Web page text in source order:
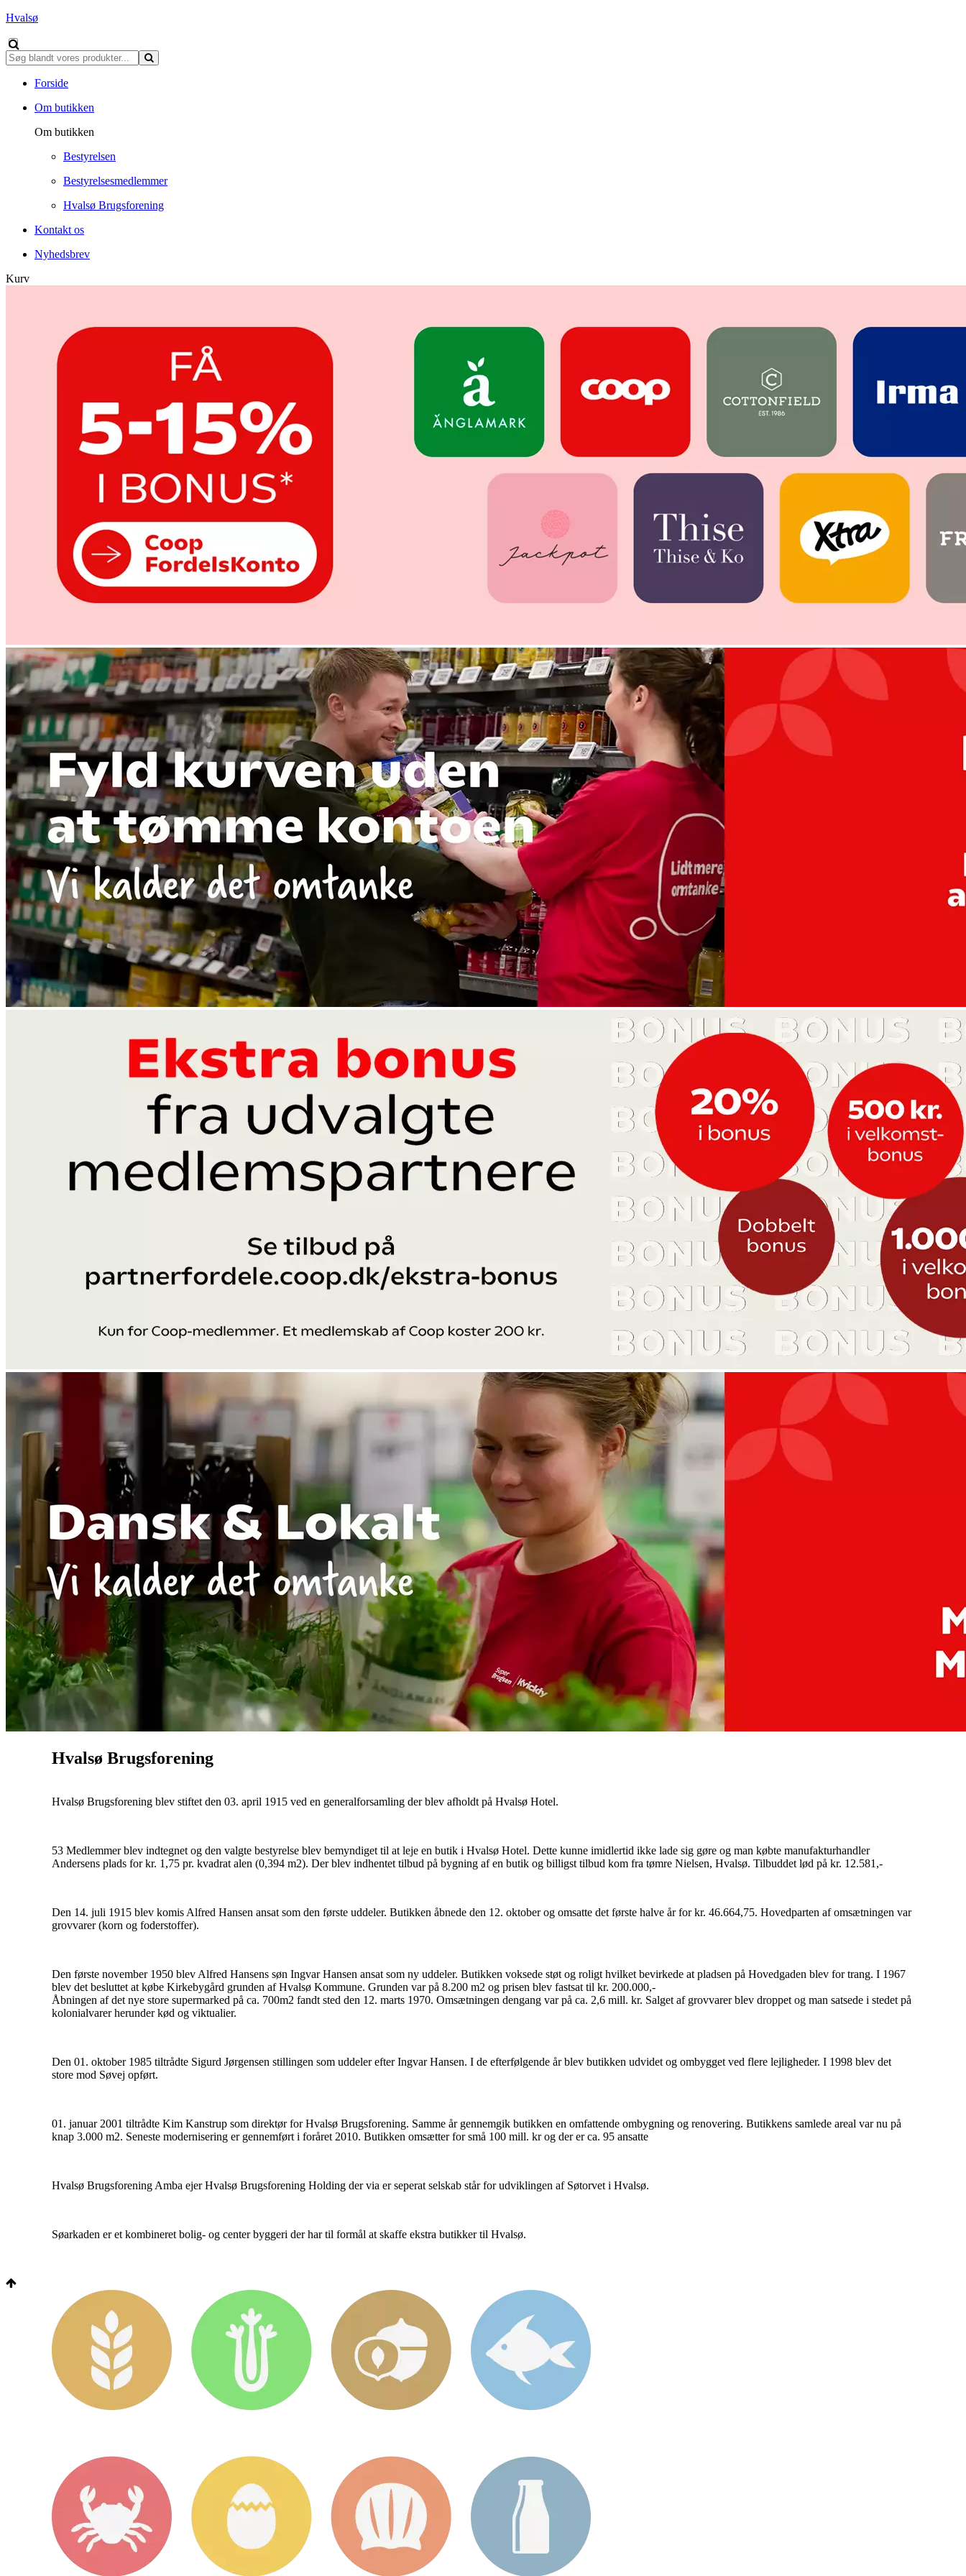
Hvalsø
Forside
Om butikken
Om butikken
Bestyrelsen
Bestyrelsesmedlemmer
Hvalsø Brugsforening
Kontakt os
Nyhedsbrev
Kurv
Hvalsø Brugsforening
Hvalsø Brugsforening blev stiftet den 03. april 1915 ved en generalforsamling der blev afholdt på Hvalsø Hotel.
53 Medlemmer blev indtegnet og den valgte bestyrelse blev bemyndiget til at leje en butik i Hvalsø Hotel. Dette kunne imidlertid ikke lade sig gøre og man købte manufakturhandler
Andersens plads for kr. 1,75 pr. kvadrat alen (0,394 m2). Der blev indhentet tilbud på bygning af en butik og billigst tilbud kom fra tømre Nielsen, Hvalsø. Tilbuddet lød på kr. 12.581,-
Den 14. juli 1915 blev komis Alfred Hansen ansat som den første uddeler. Butikken åbnede den 12. oktober og omsatte det første halve år for kr. 46.664,75. Hovedparten af omsætningen var
grovvarer (korn og foderstoffer).
Den første november 1950 blev Alfred Hansens søn Ingvar Hansen ansat som ny uddeler. Butikken voksede støt og roligt hvilket bevirkede at pladsen på Hovedgaden blev for trang. I 1967
blev det besluttet at købe Kirkebygård grunden af Hvalsø Kommune. Grunden var på 8.200 m2 og prisen blev fastsat til kr. 200.000,-
Åbningen af det nye store supermarked på ca. 700m2 fandt sted den 12. marts 1970. Omsætningen dengang var på ca. 2,6 mill. kr. Salget af grovvarer blev droppet og man satsede i stedet på
kolonialvarer herunder kød og viktualier.
Den 01. oktober 1985 tiltrådte Sigurd Jørgensen stillingen som uddeler efter Ingvar Hansen. I de efterfølgende år blev butikken udvidet og ombygget ved flere lejligheder. I 1998 blev det
store mod Søvej opført.
01. januar 2001 tiltrådte Kim Kanstrup som direktør for Hvalsø Brugsforening. Samme år gennemgik butikken en omfattende ombygning og renovering. Butikkens samlede areal var nu på
knap 3.000 m2. Seneste modernisering er gennemført i foråret 2010. Butikken omsætter for små 100 mill. kr og der er ca. 95 ansatte
Hvalsø Brugsforening Amba ejer Hvalsø Brugsforening Holding der via er seperat selskab står for udviklingen af Søtorvet i Hvalsø.
Søarkaden er et kombineret bolig- og center byggeri der har til formål at skaffe ekstra butikker til Hvalsø.